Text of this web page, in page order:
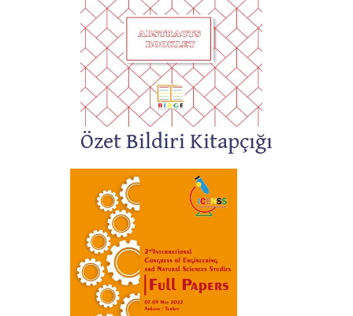
Özet Bildiri Kitapçığı